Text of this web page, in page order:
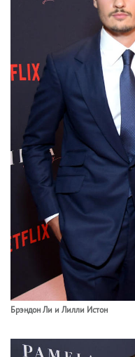
Брэндон Ли и Лилли Истон